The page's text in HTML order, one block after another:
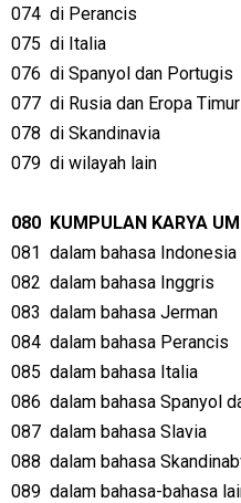
074 di Perancis
075 di Italia
076 di Spanyol dan Portugis
077 di Rusia dan Eropa Timur
078 di Skandinavia
079 di wilayah lain
080 KUMPULAN KARYA
081 dalam bahasa Indonesia
082 dalam bahasa Inggris
083 dalam bahasa Jerman
084 dalam bahasa Perancis
085 dalam bahasa Italia
086 dalam bahasa Spanyol
087 dalam bahasa Slavia
088 dalam bahasa
089 dalam bahasa-bahasa